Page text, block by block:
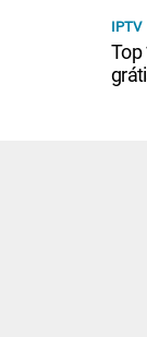
IPTV
Top